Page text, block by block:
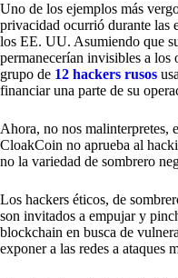
Uno de los ejemplos más
privacidad ocurrió durante las
los EE. UU. Asumiendo que
permanecerían invisibles a los
grupo de 12 hackers rusos
financiar una parte de su
Ahora, no nos malinterpretes,
CloakCoin no aprueba al
no la variedad de sombrero
Los hackers éticos, de
son invitados a empujar y
blockchain en busca de
exponer a las redes a ataques